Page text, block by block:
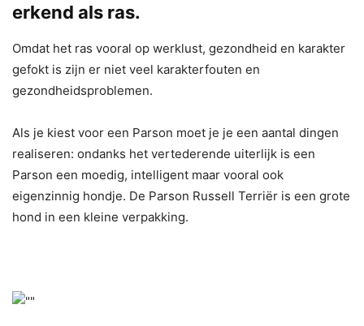
erkend als ras.
Omdat het ras vooral op werklust, gezondheid en karakter
gefokt is zijn er niet veel karakterfouten en
gezondheidsproblemen.
Als je kiest voor een Parson moet je je een aantal dingen
realiseren: ondanks het vertederende uiterlijk is een
Parson een moedig, intelligent maar vooral ook
eigenzinnig hondje. De Parson Russell Terriër is een grote
hond in een kleine verpakking.